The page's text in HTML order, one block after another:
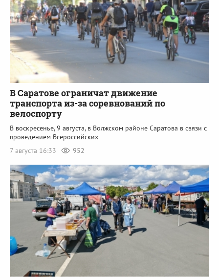
В Саратове ограничат движение
транспорта из-за соревнований по
велоспорту
В воскресенье, 9 августа, в Волжском районе Саратова в связи с
проведением Всероссийских
7 августа 16:33
952